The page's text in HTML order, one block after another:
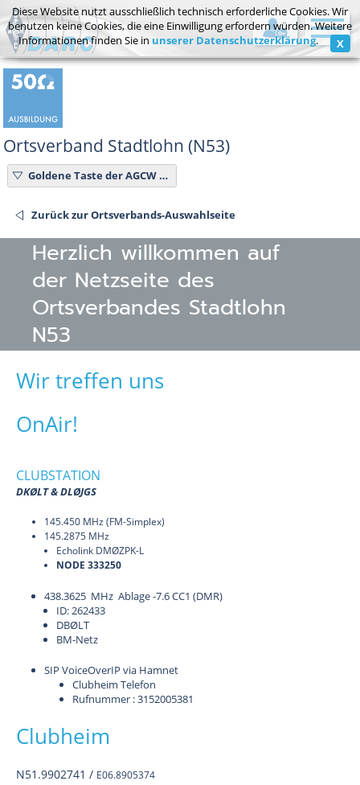
Ortsverband Stadtlohn (N53)
Goldene Taste der AGCW für OM Hannes DJØSP
Zurück zur Ortsverbands-Auswahlseite
Herzlich willkommen auf
der Netzseite des
Ortsverbandes Stadtlohn
N53
Wir treffen uns
OnAir!
CLUBSTATION
DKØLT & DLØJGS
145.450 MHz (FM-Simplex)
145.2875 MHz
Echolink DMØZPK-L
NODE 333250
438.3625 MHz Ablage -7.6 CC1 (DMR)
ID: 262433
DBØLT
BM-Netz
SIP VoiceOverIP via Hamnet
Clubheim Telefon
Rufnummer : 3152005381
Clubheim
N51.9902741 / E06.8905374
Diese Website nutzt ausschließlich technisch erforderliche Cookies. Wir
benutzen keine Cookies, die eine Einwilligung erfordern würden. Weitere
Informationen finden Sie in unserer Datenschutzerklärung. X